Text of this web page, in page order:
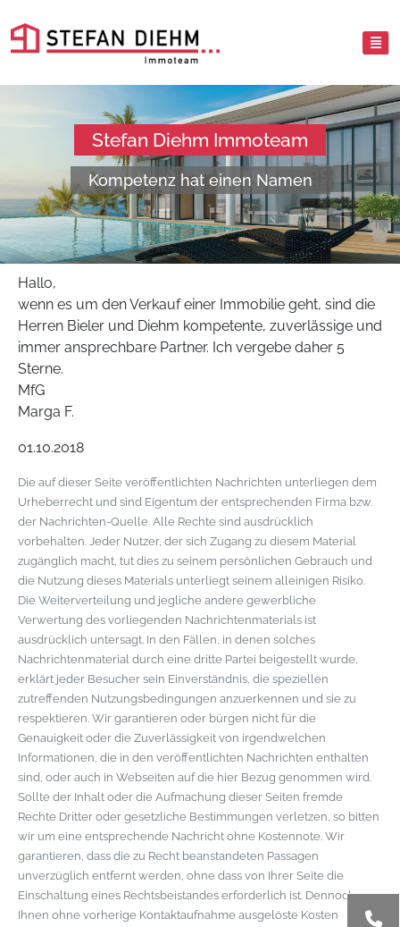
Stefan Diehm Immoteam
Kompetenz hat einen Namen
Hallo,
wenn es um den Verkauf einer Immobilie geht, sind die
Herren Bieler und Diehm kompetente, zuverlässige und
immer ansprechbare Partner. Ich vergebe daher 5
Sterne.
MfG
Marga F.
01.10.2018
Die auf dieser Seite veröffentlichten Nachrichten unterliegen dem
Urheberrecht und sind Eigentum der entsprechenden Firma bzw.
der Nachrichten-Quelle. Alle Rechte sind ausdrücklich
vorbehalten. Jeder Nutzer, der sich Zugang zu diesem Material
zugänglich macht, tut dies zu seinem persönlichen Gebrauch und
die Nutzung dieses Materials unterliegt seinem alleinigen Risiko.
Die Weiterverteilung und jegliche andere gewerbliche
Verwertung des vorliegenden Nachrichtenmaterials ist
ausdrücklich untersagt. In den Fällen, in denen solches
Nachrichtenmaterial durch eine dritte Partei beigestellt wurde,
erklärt jeder Besucher sein Einverständnis, die speziellen
zutreffenden Nutzungsbedingungen anzuerkennen und sie zu
respektieren. Wir garantieren oder bürgen nicht für die
Genauigkeit oder die Zuverlässigkeit von irgendwelchen
Informationen, die in den veröffentlichten Nachrichten enthalten
sind, oder auch in Webseiten auf die hier Bezug genommen wird.
Sollte der Inhalt oder die Aufmachung dieser Seiten fremde
Rechte Dritter oder gesetzliche Bestimmungen verletzen, so bitten
wir um eine entsprechende Nachricht ohne Kostennote. Wir
garantieren, dass die zu Recht beanstandeten Passagen
unverzüglich entfernt werden, ohne dass von Ihrer Seite die
Einschaltung eines Rechtsbeistandes erforderlich ist. Dennoch von
Ihnen ohne vorherige Kontaktaufnahme ausgelöste Kosten